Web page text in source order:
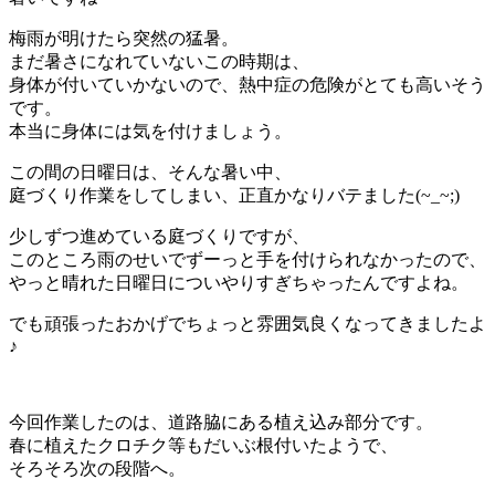
梅雨が明けたら突然の猛暑。
まだ暑さになれていないこの時期は、
身体が付いていかないので、熱中症の危険がとても高いそう
です。
本当に身体には気を付けましょう。
この間の日曜日は、そんな暑い中、
庭づくり作業をしてしまい、正直かなりバテました(~_~;)
少しずつ進めている庭づくりですが、
このところ雨のせいでずーっと手を付けられなかったので、
やっと晴れた日曜日についやりすぎちゃったんですよね。
でも頑張ったおかげでちょっと雰囲気良くなってきましたよ
♪
今回作業したのは、道路脇にある植え込み部分です。
春に植えたクロチク等もだいぶ根付いたようで、
そろそろ次の段階へ。